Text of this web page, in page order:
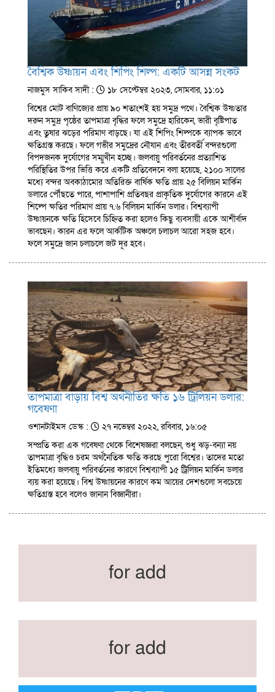
বৈশ্বিক উষ্ণায়ন এবং শিপিং শিল্প: একটি আসন্ন সংকট
নাজমুস সাকিব সাদী :
১৮ সেপ্টেম্বর ২০২৩, সোমবার, ১১:০১
বিশ্বের মোট বাণিজ্যের প্রায় ৯০ শতাংশই হয় সমুদ্র পথে। বৈশ্বিক উষ্ণতার
দরুন সমুদ্র পৃষ্ঠের তাপমাত্রা বৃদ্ধির ফলে সমুদ্রে হারিকেন, ভারী বৃষ্টিপাত
এবং তুষার ঝড়ের পরিমাণ বাড়ছে। যা এই শিপিং শিল্পকে ব্যাপক ভাবে
ক্ষতিগ্রস্ত করছে। ফলে গভীর সমুদ্রের নৌযান এবং তীরবর্তী বন্দরগুলো
বিপদজনক দুর্যোগের সম্মুখীন হচ্ছে। জলবায়ু পরিবর্তনের প্রত্যাশিত
পরিস্থিতির উপর ভিত্তি করে একটি প্রতিবেদনে বলা হয়েছে, ২১০০ সালের
মধ্যে বন্দর অবকাঠামোর অতিরিক্ত বার্ষিক ক্ষতি প্রায় ২৫ বিলিয়ন মার্কিন
ডলারে পৌঁছতে পারে, পাশাপাশি প্রতিবছর প্রাকৃতিক দুর্যোগের কারনে এই
শিল্পে ক্ষতির পরিমাণ প্রায় ৭.৬ বিলিয়ন মার্কিন ডলার। বিশ্বব্যাপী
উষ্ণায়নকে ক্ষতি হিসেবে চিহ্নিত করা হলেও কিছু ব্যবসায়ী একে আশীর্বাদ
ভাবছেন। কারন এর ফলে আর্কটিক অঞ্চলে চলাচল আরো সহজ হবে।
ফলে সমুদ্রে জান চলাচলে জট দূর হবে।
তাপমাত্রা বাড়ায় বিশ্ব অর্থনীতির ক্ষতি ১৬ ট্রিলিয়ন ডলার:
গবেষণা
ওশানটাইমস ডেস্ক :
২৭ নভেম্বর ২০২২, রবিবার, ১৬:০৫
সম্প্রতি করা এক গবেষণা থেকে বিশেষজ্ঞরা বলছেন, শুধু ঝড়-বন্যা নয়
তাপমাত্রা বৃদ্ধিও চরম অর্থনৈতিক ক্ষতি করছে পুরো বিশ্বের। তাদের মতো
ইতিমধ্যে জলবায়ু পরিবর্তনের কারণে বিশ্বব্যাপী ১৫ ট্রিলিয়ন মার্কিন ডলার
ব্যয় করা হয়েছে। বিশ্ব উষ্ণায়নের কারণে কম আয়ের দেশগুলো সবচেয়ে
ক্ষতিগ্রস্ত হবে বলেও জানান বিজ্ঞানীরা।
for add
for add